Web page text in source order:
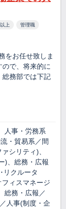
上 管理職
をお任せ致しま
で、将来的に
総務部では下記
人事・労務系
・貿易系／間
シリティ)、
)、総務・広報
リクルータ
ィスマネージ
総務・広報／
人事(制度・企